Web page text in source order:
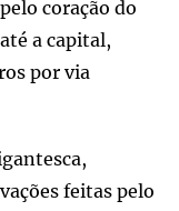
coração do
a capital,
por via
feitas pelo